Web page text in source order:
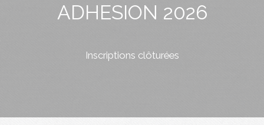
ADHESION 2026
Inscriptions clôturées